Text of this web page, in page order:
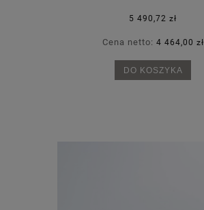
5 490,72 zł
Cena netto: 4 464,00 zł
DO KOSZYKA